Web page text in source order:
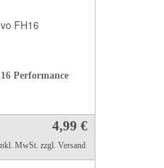
Performance
4,99 €
MwSt. zzgl. Versand